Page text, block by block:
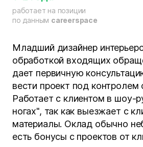
работает на позиции
по данным careerspace
Младший дизайнер
обработкой входящих
дает первичную
вести проект под контролем
Работает с клиентом в шоу-
ногах", так как выезжает с
материалы. Оклад обычно
есть бонусы с проектов от